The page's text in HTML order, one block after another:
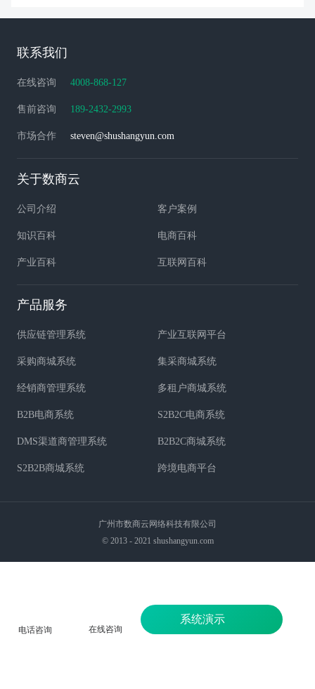
联系我们
在线咨询 4008-868-127
售前咨询 189-2432-2993
市场合作 steven@shushangyun.com
关于数商云
公司介绍 客户案例
知识百科 电商百科
产业百科 互联网百科
产品服务
供应链管理系统 产业互联网平台
采购商城系统 集采商城系统
经销商管理系统 多租户商城系统
B2B电商系统 S2B2C电商系统
DMS渠道商管理系统 B2B2C商城系统
S2B2B商城系统 跨境电商平台
广州市数商云网络科技有限公司
© 2013 - 2021 shushangyun.com
电话咨询 在线咨询
系统演示